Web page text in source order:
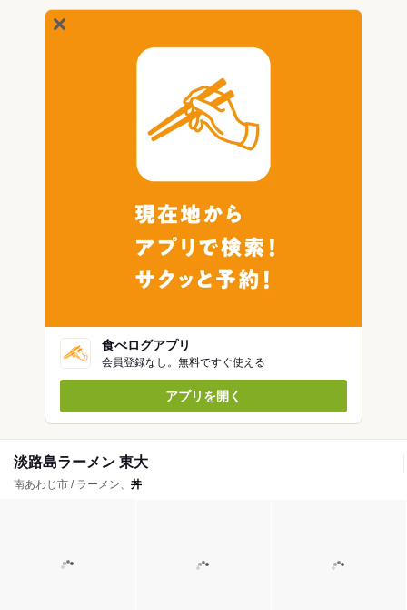
食べログアプリ
会員登録なし。無料ですぐ使える
アプリを開く
淡路島ラーメン 東大
南あわじ市 / ラーメン、 丼